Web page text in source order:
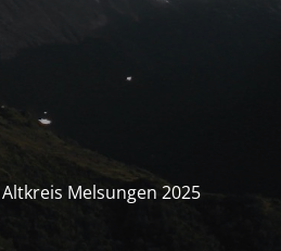
Melsungen 2025